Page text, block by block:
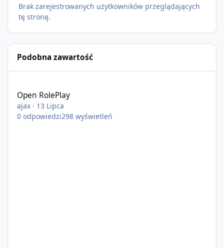
Brak zarejestrowanych użytkowników przeglądających
tę stronę.
Podobna zawartość
Open RolePlay
ajax · 13 Lipca
0 odpowiedzi298 wyświetleń